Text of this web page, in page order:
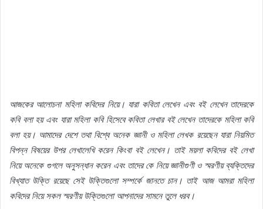
আজকের আলোচনা মহিলা কবিদের নিয়ে। যারা কবিতা লেখেন এবং বই লেখেন তাদেরকে
কবি বলা হয় এবং যারা মহিলা কবি হিসেবে কবিতা লেখার বই লেখেন তাদেরকে মহিলা কবি
বলা হয়। আমাদের দেশে তথা বিশ্বে অনেক জ্ঞানী ও মহিলা লেখক রয়েছেন যারা নিয়মিত
বিপন্ন বিষয়ের উপর লেখালেখি করেন কিংবা বই লেখেন। তাই ময়লা কবিদের বই লেখা
নিয়ে অনেকে গুগলে অনুসন্ধান করেন এবং তাদের কে নিয়ে জ্ঞানীগুণী ও স্মরণীয় ব্যক্তিদের
বিখ্যাত উক্তি রয়েছে সেই উক্তিগুলো সম্পর্কে জানতে চান। তাই আজ আমরা মহিলা
কবিদের নিয়ে সকল স্মরণীয় উক্তিগুলো আপনাদের সামনে তুলে ধরব।